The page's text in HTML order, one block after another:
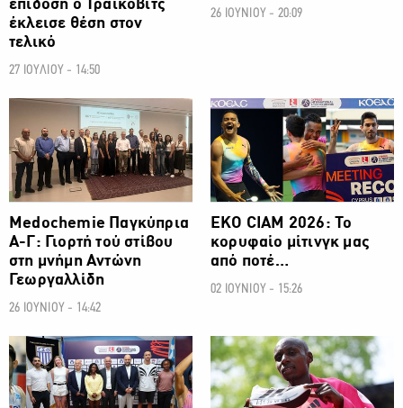
επίδοση ο Τράικοβιτς
έκλεισε θέση στον
τελικό
27 ΙΟΥΛΙΟΥ - 14:50
26 ΙΟΥΝΙΟΥ - 20:09
ΑΛΛΑ ΣΠΟΡ
Medochemie Παγκύπρια
Α-Γ: Γιορτή τού στίβου
στη μνήμη Αντώνη
Γεωργαλλίδη
26 ΙΟΥΝΙΟΥ - 14:42
ΑΛΛΑ ΣΠΟΡ
ΕΚΟ CIAM 2026: Το
κορυφαίο μίτινγκ μας
από ποτέ…
02 ΙΟΥΝΙΟΥ - 15:26
ΑΛΛΑ ΣΠΟΡ ΑΛΛΑ ΣΠΟΡ